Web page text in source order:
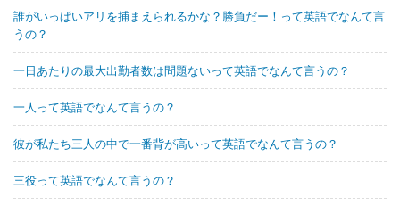
誰がいっぱいアリを捕まえられるかな？勝負だー！って英語でなんて言
うの？
一日あたりの最大出勤者数は問題ないって英語でなんて言うの？
一人って英語でなんて言うの？
彼が私たち三人の中で一番背が高いって英語でなんて言うの？
三役って英語でなんて言うの？